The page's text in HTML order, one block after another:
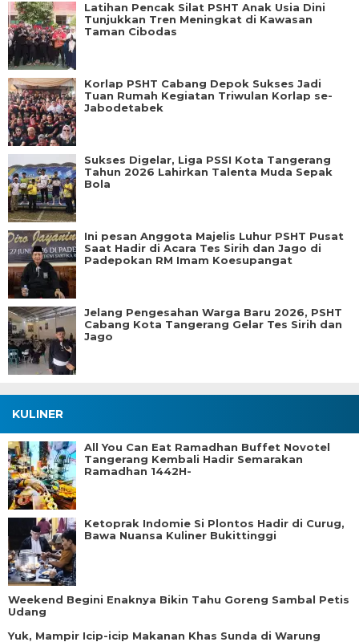
Latihan Pencak Silat PSHT Anak Usia Dini
Tunjukkan Tren Meningkat di Kawasan
Taman Cibodas
Korlap PSHT Cabang Depok Sukses Jadi
Tuan Rumah Kegiatan Triwulan Korlap se-
Jabodetabek
Sukses Digelar, Liga PSSI Kota Tangerang
Tahun 2026 Lahirkan Talenta Muda Sepak
Bola
Ini pesan Anggota Majelis Luhur PSHT Pusat
Saat Hadir di Acara Tes Sirih dan Jago di
Padepokan RM Imam Koesupangat
Jelang Pengesahan Warga Baru 2026, PSHT
Cabang Kota Tangerang Gelar Tes Sirih dan
Jago
KULINER
All You Can Eat Ramadhan Buffet Novotel
Tangerang Kembali Hadir Semarakan
Ramadhan 1442H-
Ketoprak Indomie Si Plontos Hadir di Curug,
Bawa Nuansa Kuliner Bukittinggi
Weekend Begini Enaknya Bikin Tahu Goreng Sambal Petis
Udang
Yuk, Mampir Icip-icip Makanan Khas Sunda di Warung